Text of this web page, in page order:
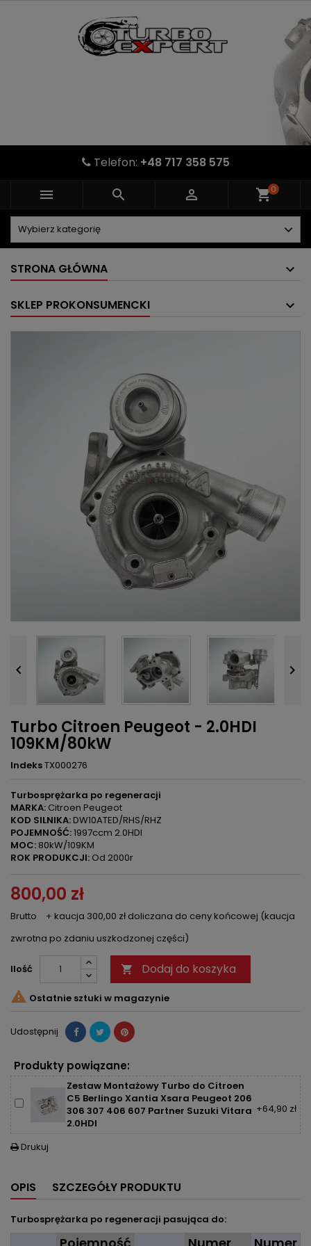
Telefon: +48 717 358 575
   shopping_cart0
STRONA GŁÓWNA
SKLEP PROKONSUMENCKI
 
Turbo Citroen Peugeot - 2.0HDI
109KM/80kW
IndeksTX000276
Turbosprężarka po regeneracji
MARKA: Citroen Peugeot
KOD SILNIKA:DW10ATED/RHS/RHZ
POJEMNOŚĆ:1997ccm 2.0HDI
MOC: 80kW/109KM
ROK PRODUKCJI: Od 2000r
800,00 zł
Brutto
+ kaucja 300,00 zł doliczana do ceny końcowej (kaucja
zwrotna po zdaniu uszkodzonej części)
Ilość  Dodaj do koszyka
 Ostatnie sztuki w magazynie
Udostępnij
Produkty powiązane:
Zestaw Montażowy Turbo do Citroen
C5 Berlingo Xantia Xsara Peugeot 206
306 307 406 607 Partner Suzuki Vitara
2.0HDI
+64,90 zł
 Drukuj
OPIS SZCZEGÓŁY PRODUKTU
Turbosprężarka po regeneracji pasująca do: